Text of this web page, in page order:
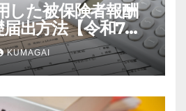
した被保険者報酬
出方法【令和7
出】
KUMAGAI